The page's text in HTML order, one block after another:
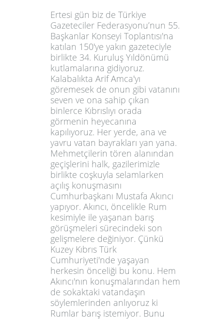
Ertesi gün biz de Türkiye
Gazeteciler Federasyonu’nun 55.
Başkanlar Konseyi Toplantısı'na
katılan 150'ye yakın gazeteciyle
birlikte 34. Kuruluş Yıldönümü
kutlamalarına gidiyoruz.
Kalabalıkta Arif Amca'yı
göremesek de onun gibi vatanını
seven ve ona sahip çıkan
binlerce Kıbrıslıyı orada
görmenin heyecanına
kapılıyoruz. Her yerde, ana ve
yavru vatan bayrakları yan yana.
Mehmetçilerin tören alanından
geçişlerini halk, gazilerimizle
birlikte coşkuyla selamlarken
açılış konuşmasını
Cumhurbaşkanı Mustafa Akıncı
yapıyor. Akıncı, öncelikle Rum
kesimiyle ile yaşanan barış
görüşmeleri sürecindeki son
gelişmelere değiniyor. Çünkü
Kuzey Kıbrıs Türk
Cumhuriyeti'nde yaşayan
herkesin önceliği bu konu. Hem
Akıncı'nın konuşmalarından hem
de sokaktaki vatandaşın
söylemlerinden anlıyoruz ki
Rumlar barış istemiyor. Bunu